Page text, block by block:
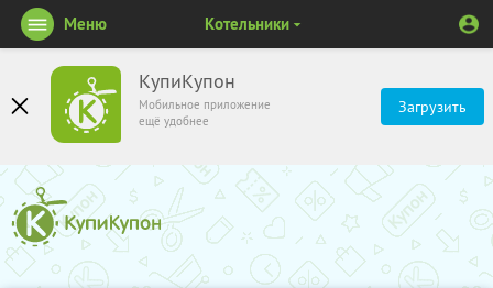
КупиКупон
Мобильное приложение
ещё удобнее
Загрузить
Меню Котельники